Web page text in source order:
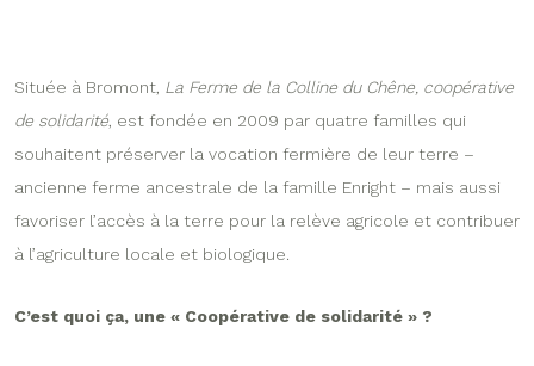
Située à Bromont, La Ferme de la Colline du Chêne, coopérative
de solidarité , est fondée en 2009 par quatre familles qui
souhaitent préserver la vocation fermière de leur terre –
ancienne ferme ancestrale de la famille Enright – mais aussi
favoriser l’accès à la terre pour la relève agricole et contribuer
à l’agriculture locale et biologique.
C’est quoi ça, une « Coopérative de solidarité » ?